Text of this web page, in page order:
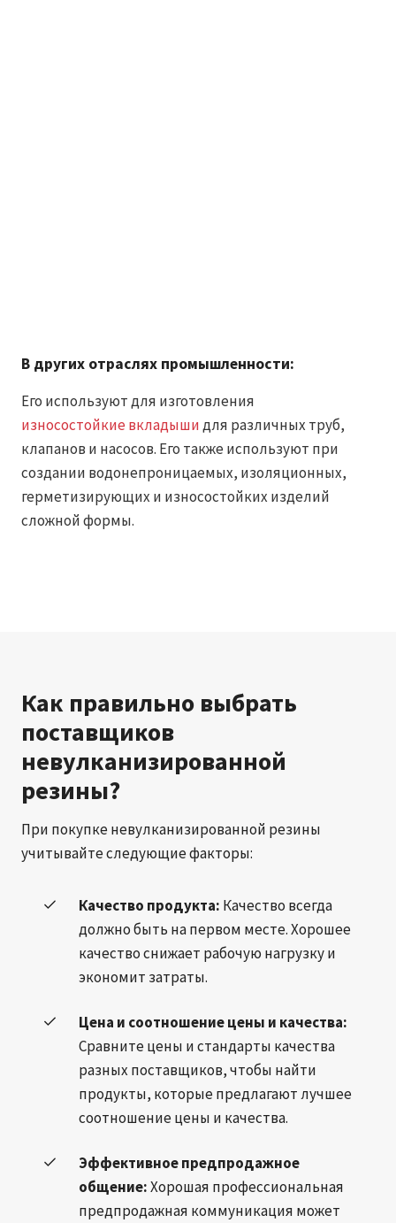
В других отраслях промышленности:
Его используют для изготовления
износостойкие вкладышидля различных труб,
клапанов и насосов. Его также используют при
создании водонепроницаемых, изоляционных,
герметизирующих и износостойких изделий
сложной формы.
Как правильно выбрать
поставщиков
невулканизированной
резины?
При покупке невулканизированной резины
учитывайте следующие факторы:
Качество продукта: Качество всегда
должно быть на первом месте. Хорошее
качество снижает рабочую нагрузку и
экономит затраты.
Цена и соотношение цены и качества:
Сравните цены и стандарты качества
разных поставщиков, чтобы найти
продукты, которые предлагают лучшее
соотношение цены и качества.
Эффективное предпродажное
общение:Хорошая профессиональная
предпродажная коммуникация может